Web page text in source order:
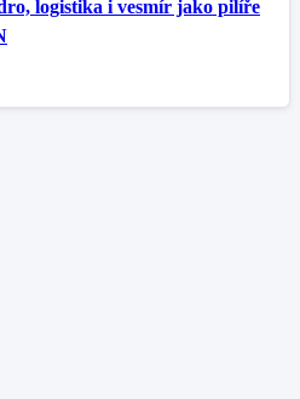
logistika i vesmír jako pilíře